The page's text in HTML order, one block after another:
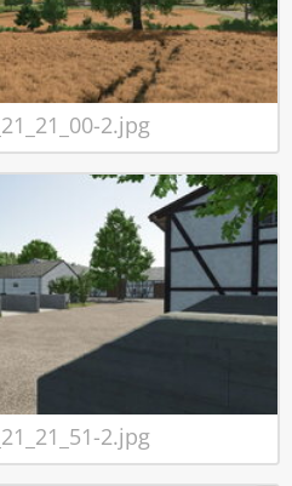
2.jpg
2.jpg